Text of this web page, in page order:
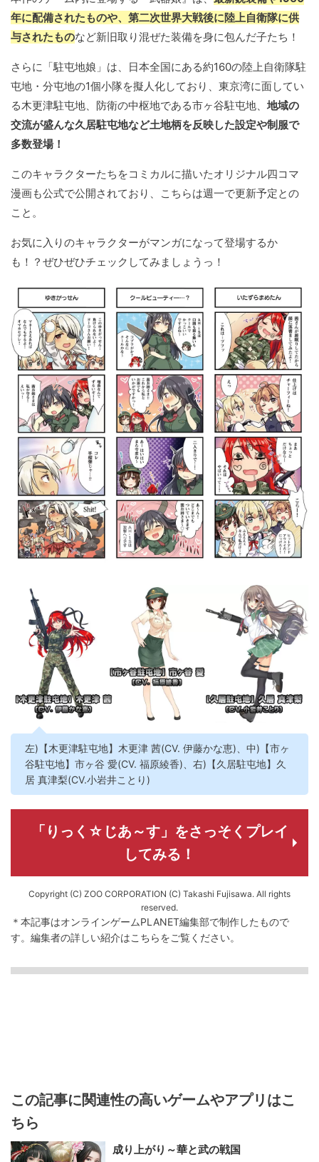
年に配備されたものや、第二次世界大戦後に陸上自衛隊に供
与されたものなど新旧取り混ぜた装備を身に包んだ子たち！
さらに「駐屯地娘」は、日本全国にある約160の陸上自衛隊駐
屯地・分屯地の1個小隊を擬人化しており、東京湾に面してい
る木更津駐屯地、防衛の中枢地である市ヶ谷駐屯地、 地域の
交流が盛んな久居駐屯地など土地柄を反映した設定や制服で
多数登場！
このキャラクターたちをコミカルに描いたオリジナル四コマ
漫画も公式で公開されており、こちらは週一で更新予定との
こと。
お気に入りのキャラクターがマンガになって登場するか
も！？ぜひぜひチェックしてみましょうっ！
左)【木更津駐屯地】木更津 茜(CV. 伊藤かな恵)、中)【市ヶ
谷駐屯地】市ヶ谷 愛(CV. 福原綾香)、右)【久居駐屯地】久
居 真津梨(CV.小岩井ことり)
「りっく☆じあ～す」をさっそくプレイ
してみる！
Copyright (C) ZOO CORPORATION (C) Takashi Fujisawa. All rights
reserved.
＊本記事はオンラインゲームPLANET編集部で制作したもので
す。 編集者の詳しい紹介はこちらをご覧ください。
この記事に関連性の高いゲームやアプリはこ
ちら
成り上がり～華と武の戦国